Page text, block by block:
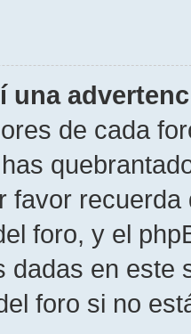
una
de cada
favor
foro, y el
dadas en este
foro si no